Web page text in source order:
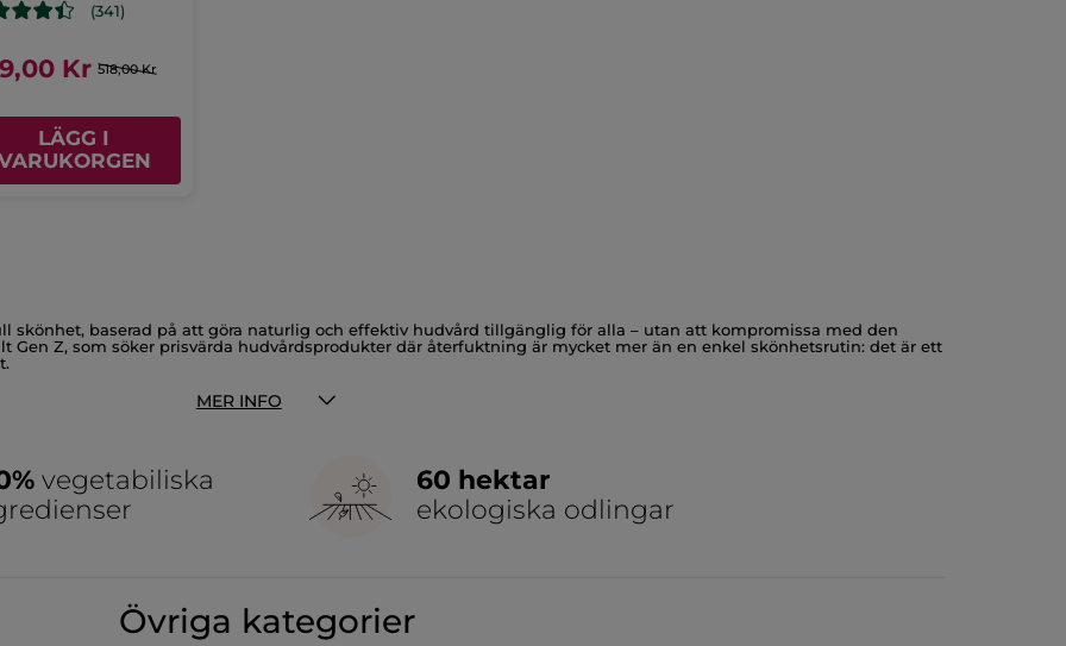
(341)
Kr 518,00 Kr
LÄGG I
skönhet, baserad på att göra naturlig och effektiv hudvård tillgänglig för alla – utan att kompromissa med den
Gen Z, som söker prisvärda hudvårdsprodukter där återfuktning är mycket mer än en enkel skönhetsrutin: det är ett
MER INFO
vegetabiliska
60 hektar
ekologiska odlingar
Övriga kategorier